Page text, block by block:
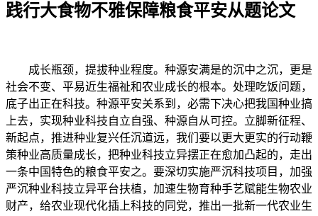
践行大食物不雅保障粮食平安从题论文
成长瓶颈，提拔种业程度。种源安满是的沉中之沉，更是
社会不变、平易近生福祉和农业成长的根本。处理吃饭问题，
底子出正在科技。种源平安关系到，必需下决心把我国种业搞
上去，实现种业科技自立自强、种源自从可控。立脚新征程、
新起点，推进种业复兴任沉道远，我们要以更大更实的行动鞭
策种业高质量成长，把种业科技立异摆正在愈加凸起的，走出
一条中国特色的粮食平安之。要深切实施严沉科技项目，加强
严沉种业科技立异平台扶植，加速生物育种手艺赋能生物农业
财产，给农业现代化插上科技的同党，推出一批新一代农业生